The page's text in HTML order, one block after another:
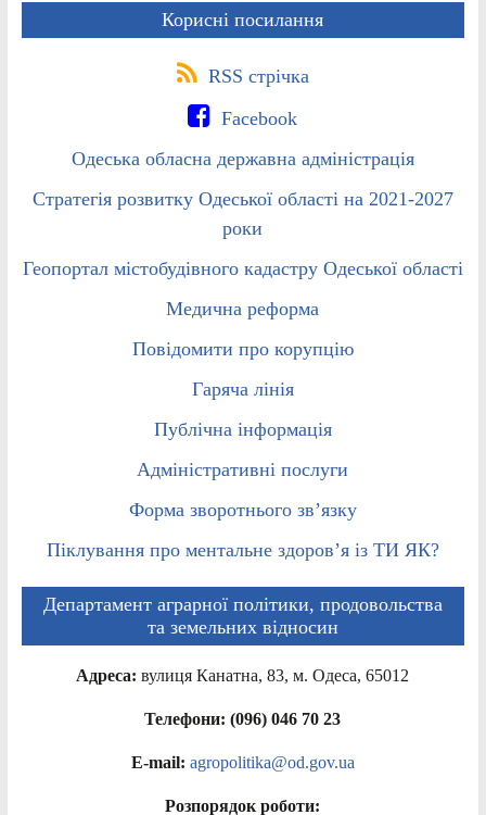
Корисні посилання
RSS стрічка
Facebook
Одеська обласна державна адміністрація
Стратегія розвитку Одеської області на 2021-2027
роки
Геопортал містобудівного кадастру Одеської області
Медична реформа
Повідомити про корупцію
Гаряча лінія
Публічна інформація
Адміністративні послуги
Форма зворотнього зв’язку
Піклування про ментальне здоров’я із ТИ ЯК?
Департамент аграрної політики, продовольства
та земельних відносин
Адреса: вулиця Канатна, 83, м. Одеса, 65012
Телефони: (096) 046 70 23
E-mail: agropolitika@od.gov.ua
Розпорядок роботи: